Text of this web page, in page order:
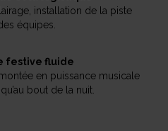
installation de la piste
équipes.
festive fluide
en puissance musicale
bout de la nuit.